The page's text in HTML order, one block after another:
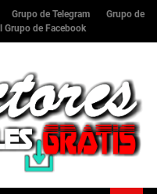
Grupo de Telegram
Grupo de
Grupo de Facebook